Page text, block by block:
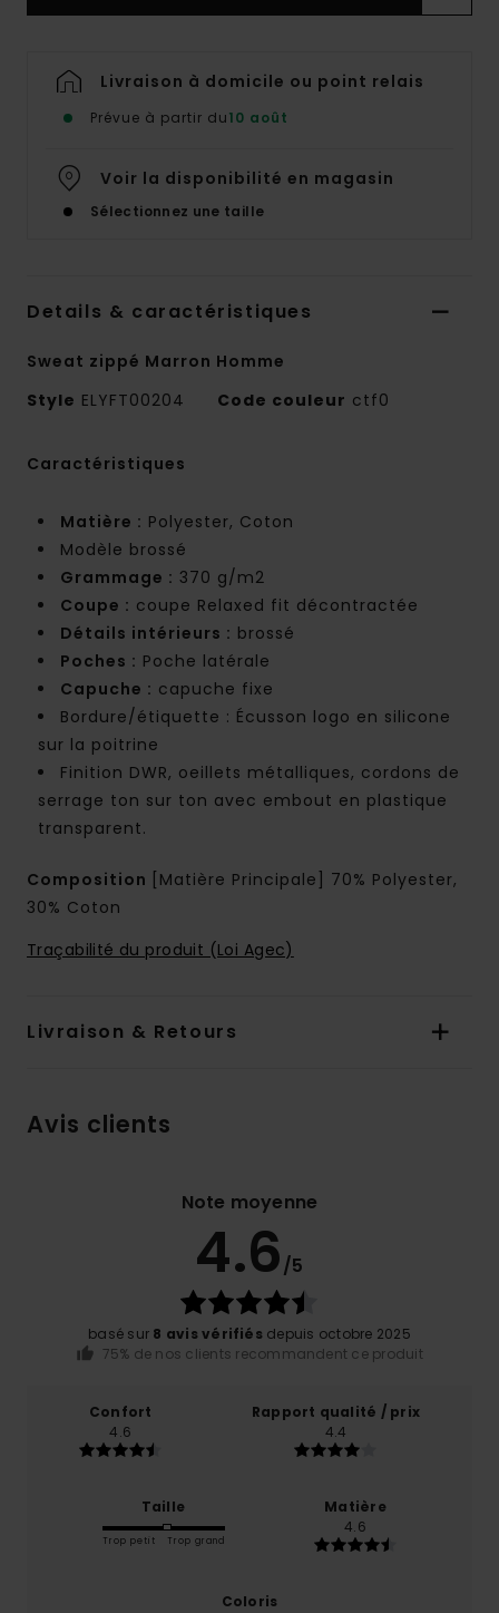
Livraison à domicile ou point relais
Prévue à partir du10 août
Voir la disponibilité en magasin
Sélectionnez une taille
Details & caractéristiques
Sweat zippé Marron Homme
Style ELYFT00204 Code couleur ctf0
Caractéristiques
Matière : Polyester, Coton
Modèle brossé
Grammage : 370 g/m2
Coupe : coupe Relaxed fit décontractée
Détails intérieurs : brossé
Poches : Poche latérale
Capuche : capuche fixe
Bordure/étiquette : Écusson logo en silicone
sur la poitrine
Finition DWR, oeillets métalliques, cordons de
serrage ton sur ton avec embout en plastique
transparent.
Composition
[Matière Principale] 70% Polyester,
30% Coton
Traçabilité du produit (Loi Agec)
Livraison & Retours
Avis clients
Note moyenne
4.6/5
basé sur 8 avis vérifiés depuis octobre 2025
75% de nos clients recommandent ce produit
Confort
4.6
Rapport qualité / prix
4.4
Taille
Trop petit Trop grand
Matière
4.6
Coloris